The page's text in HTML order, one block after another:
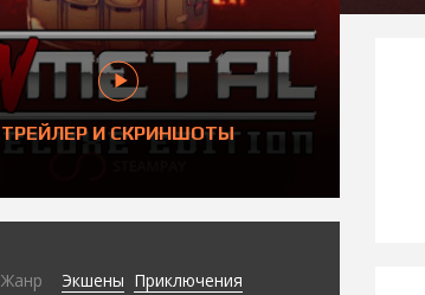
ТРЕЙЛЕР И СКРИНШОТЫ
Жанр Экшены Приключения